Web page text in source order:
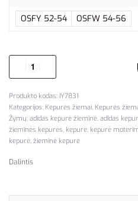
OSFY 52-54 OSFW 54-56
IY7831
Kategorijos: Kepurės žiemai, Kepurės
Žymų: adidas kepurė žieminė, adidas
žieminės kepurės, kepure, kepurė
kepurė, žieminė kepurė
Dalintis